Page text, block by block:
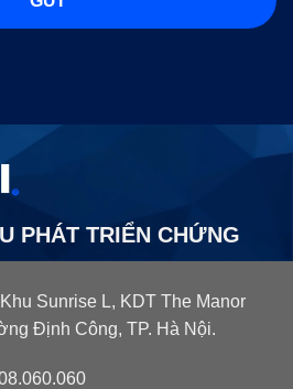
PHÁT TRIỂN CHỨNG
Sunrise L, KDT The Manor
Định Công, TP. Hà Nội.